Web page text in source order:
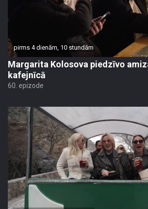
pirms 4 dienām, 10 stundām
Margarita Kolosova piedzīvo
kafejnīcā
60. epizode